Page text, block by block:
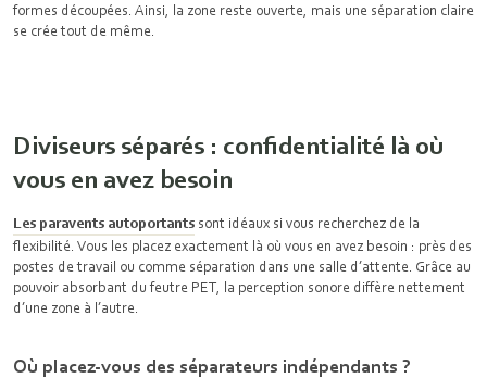
formes découpées. Ainsi, la zone reste ouverte, mais une séparation claire
se crée tout de même.
Diviseurs séparés : confidentialité là où
vous en avez besoin
Les paravents autoportants sont idéaux si vous recherchez de la
flexibilité. Vous les placez exactement là où vous en avez besoin : près des
postes de travail ou comme séparation dans une salle d’attente. Grâce au
pouvoir absorbant du feutre PET, la perception sonore diffère nettement
d’une zone à l’autre.
Où placez-vous des séparateurs indépendants ?